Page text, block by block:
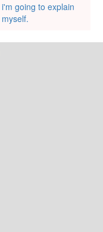
i'm going to explain
myself.